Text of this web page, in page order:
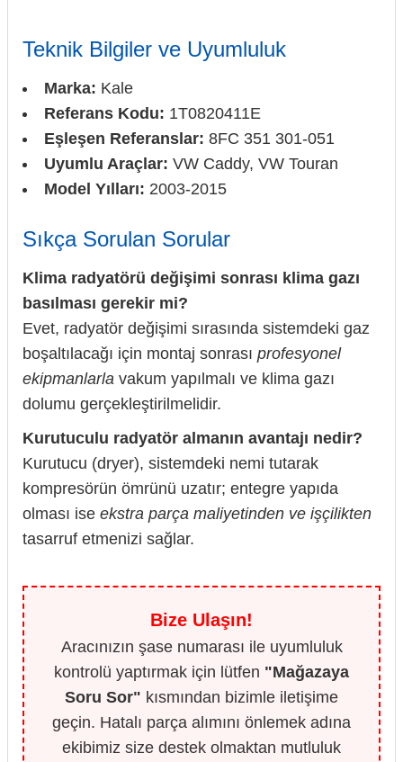
Teknik Bilgiler ve Uyumluluk
Marka: Kale
Referans Kodu: 1T0820411E
Eşleşen Referanslar: 8FC 351 301-051
Uyumlu Araçlar: VW Caddy, VW Touran
Model Yılları: 2003-2015
Sıkça Sorulan Sorular
Klima radyatörü değişimi sonrası klima gazı
basılması gerekir mi?
Evet, radyatör değişimi sırasında sistemdeki gaz
boşaltılacağı için montaj sonrası profesyonel
ekipmanlarla vakum yapılmalı ve klima gazı
dolumu gerçekleştirilmelidir.
Kurutuculu radyatör almanın avantajı nedir?
Kurutucu (dryer), sistemdeki nemi tutarak
kompresörün ömrünü uzatır; entegre yapıda
olması ise ekstra parça maliyetinden ve işçilikten
tasarruf etmenizi sağlar.
Bize Ulaşın!
Aracınızın şase numarası ile uyumluluk
kontrolü yaptırmak için lütfen "Mağazaya
Soru Sor" kısmından bizimle iletişime
geçin. Hatalı parça alımını önlemek adına
ekibimiz size destek olmaktan mutluluk